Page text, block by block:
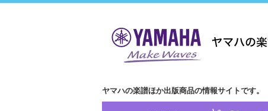
ヤマハの楽譜ほか出版商品の情報サイトです。